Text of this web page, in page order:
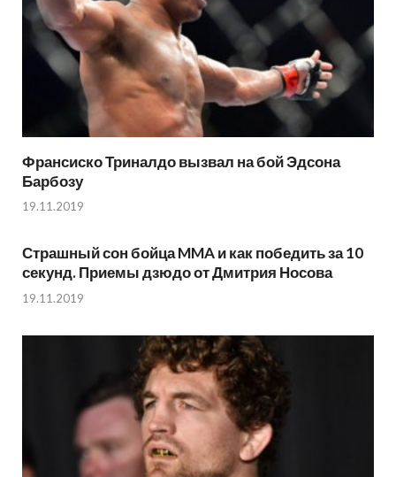
Франсиско Триналдо вызвал на бой Эдсона
Барбозу
19.11.2019
Страшный сон бойца MMA и как победить за 10
секунд. Приемы дзюдо от Дмитрия Носова
19.11.2019